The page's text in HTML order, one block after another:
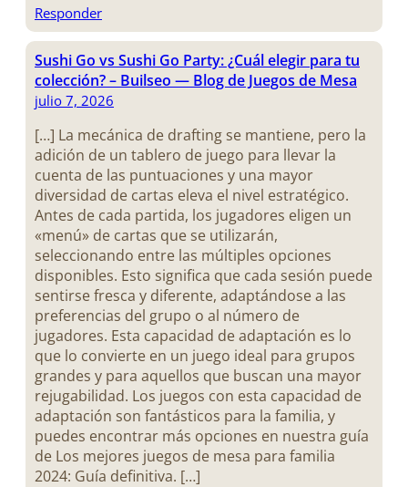
Responder
Sushi Go vs Sushi Go Party: ¿Cuál elegir para tu
colección? – Builseo — Blog de Juegos de Mesa
julio 7, 2026
[…] La mecánica de drafting se mantiene, pero la
adición de un tablero de juego para llevar la
cuenta de las puntuaciones y una mayor
diversidad de cartas eleva el nivel estratégico.
Antes de cada partida, los jugadores eligen un
«menú» de cartas que se utilizarán,
seleccionando entre las múltiples opciones
disponibles. Esto significa que cada sesión puede
sentirse fresca y diferente, adaptándose a las
preferencias del grupo o al número de
jugadores. Esta capacidad de adaptación es lo
que lo convierte en un juego ideal para grupos
grandes y para aquellos que buscan una mayor
rejugabilidad. Los juegos con esta capacidad de
adaptación son fantásticos para la familia, y
puedes encontrar más opciones en nuestra guía
de Los mejores juegos de mesa para familia
2024: Guía definitiva. […]